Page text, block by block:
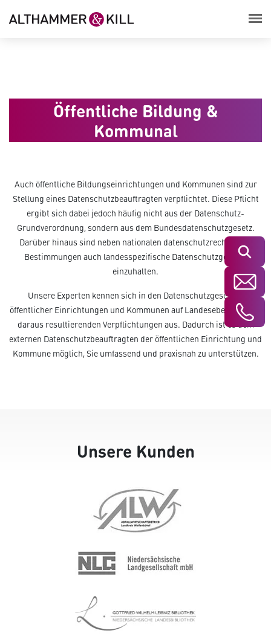
Suchen
Öffentliche Bildung &
Kommunal
Auch öffentliche Bildungseinrichtungen und Kommunen sind zur
Stellung eines Datenschutzbeauftragten verpflichtet. Diese Pflicht
ergibt sich dabei jedoch häufig nicht aus der Datenschutz-
Grundverordnung, sondern aus dem Bundesdatenschutzgesetz.
Darüber hinaus sind neben nationalen datenschutzrechtlichen
Bestimmungen auch landesspezifische Datenschutzgesetze
einzuhalten.
Unsere Experten kennen sich in den Datenschutzgesetzen
öffentlicher Einrichtungen und Kommunen auf Landeseben und den
daraus resultierenden Verpflichtungen aus. Dadurch ist es dem
externen Datenschutzbeauftragten der öffentlichen Einrichtung und
Kommune möglich, Sie umfassend und praxisnah zu unterstützen.
Unsere Kunden